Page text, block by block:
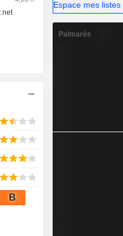
B
Espace mes listes
Palmarès